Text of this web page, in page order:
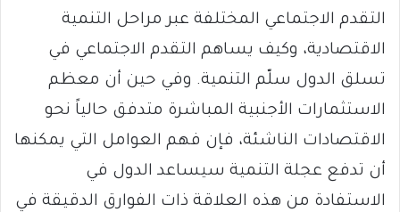
التقدم الاجتماعي المختلفة عبر مراحل التنمية
الاقتصادية، وكيف يساهم التقدم الاجتماعي في
تسلق الدول سلّم التنمية. وفي حين أن معظم
الاستثمارات الأجنبية المباشرة متدفق حالياً نحو
الاقتصادات الناشئة، فإن فهم العوامل التي يمكنها
أن تدفع عجلة التنمية سيساعد الدول في
الاستفادة من هذه العلاقة ذات الفوارق الدقيقة في